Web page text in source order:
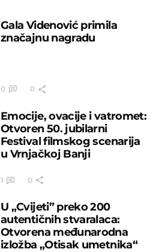
Gala Videnović primila
značajnu nagradu
0 0
Emocije, ovacije i vatromet:
Otvoren 50. jubilarni
Festival filmskog scenarija
u Vrnjačkoj Banji
1 0
U „Cvijeti” preko 200
autentičnih stvaralaca:
Otvorena međunarodna
izložba „Otisak umetnika“